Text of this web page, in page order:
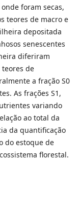
foram secas,
teores de macro e
depositada
senescentes
diferiram
de
a fração S0
As frações S1,
variando
ao total da
da quantificação
do estoque de
florestal.